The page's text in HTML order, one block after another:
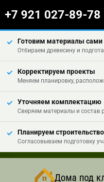
+7 921 027-89-78
Готовим материалы сами
Отбираем древесину и
Корректируем проекты
Меняем планировку,
Уточняем комплектацию
Сверяем материалы и состав
Планируем строительство
Согласовываем подготовку
Дома под